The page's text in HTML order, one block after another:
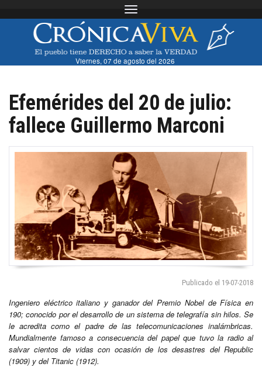
Toggle navigation
Viernes, 07 de agosto del 2026
Efemérides del 20 de julio:
fallece Guillermo Marconi
Publicado el 19-07-2018
Ingeniero eléctrico italiano y ganador del Premio Nobel de Física en
190; conocido por el desarrollo de un sistema de telegrafía sin hilos. Se
le acredita como el padre de las telecomunicaciones inalámbricas.
Mundialmente famoso a consecuencia del papel que tuvo la radio al
salvar cientos de vidas con ocasión de los desastres del Republic
(1909) y del Titanic (1912).